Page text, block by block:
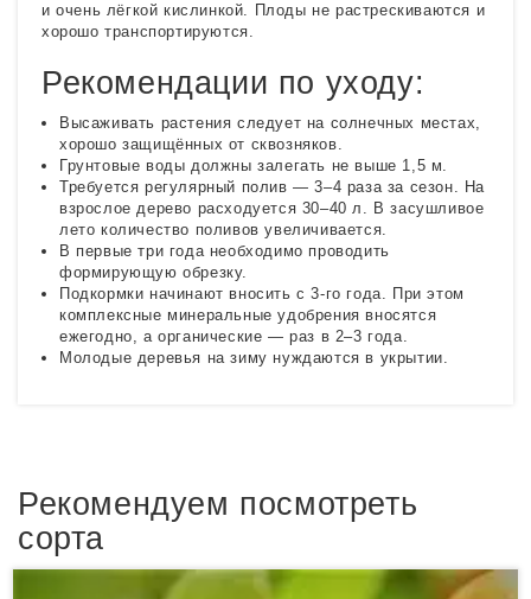
и очень лёгкой кислинкой. Плоды не растрескиваются и
хорошо транспортируются.
Рекомендации по уходу:
Высаживать растения следует на солнечных местах,
хорошо защищённых от сквозняков.
Грунтовые воды должны залегать не выше 1,5 м.
Требуется регулярный полив — 3–4 раза за сезон. На
взрослое дерево расходуется 30–40 л. В засушливое
лето количество поливов увеличивается.
В первые три года необходимо проводить
формирующую обрезку.
Подкормки начинают вносить с 3-го года. При этом
комплексные минеральные удобрения вносятся
ежегодно, а органические — раз в 2–3 года.
Молодые деревья на зиму нуждаются в укрытии.
Рекомендуем посмотреть
сорта